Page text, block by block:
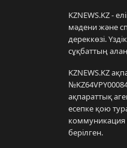
KZNEWS.KZ -
мәдени және
дереккөзі.
сұқбаттың
KZNEWS.KZ
ақпараттық
есепке қою
коммуникация
берілген.